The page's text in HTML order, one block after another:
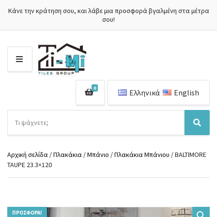
Κάνε την κράτηση σου, και λάβε μια προσφορά βγαλμένη στα μέτρα
σου!
Μ
Ε
ν
μ
α
κ
α
ή
τ
Α
ν
ζ
τ
0 Ελληνικά English
Αρχική σελίδα /Πλακάκια /Μπάνιο /Πλακάκια Μπάνιου / BALTIMORE
TAUPE 23.3×120
ΠΡΟΣΦΟΡΆ!